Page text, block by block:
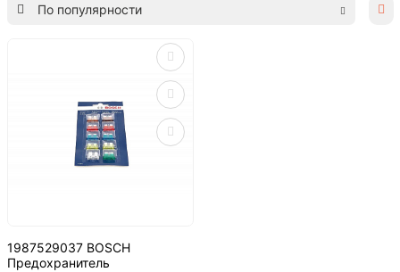
По популярности
1987529037 BOSCH
Предохранитель